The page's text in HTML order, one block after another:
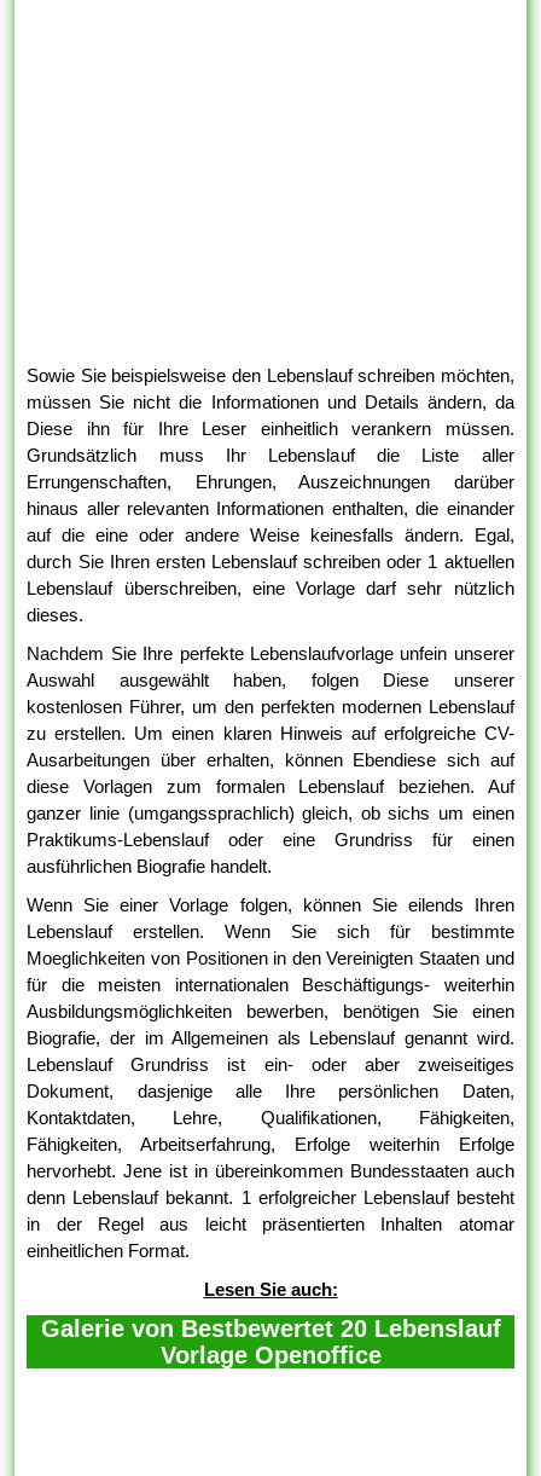
Sowie Sie beispielsweise den Lebenslauf schreiben möchten,
müssen Sie nicht die Informationen und Details ändern, da
Diese ihn für Ihre Leser einheitlich verankern müssen.
Grundsätzlich muss Ihr Lebenslauf die Liste aller
Errungenschaften, Ehrungen, Auszeichnungen darüber
hinaus aller relevanten Informationen enthalten, die einander
auf die eine oder andere Weise keinesfalls ändern. Egal,
durch Sie Ihren ersten Lebenslauf schreiben oder 1 aktuellen
Lebenslauf überschreiben, eine Vorlage darf sehr nützlich
dieses.
Nachdem Sie Ihre perfekte Lebenslaufvorlage unfein unserer
Auswahl ausgewählt haben, folgen Diese unserer
kostenlosen Führer, um den perfekten modernen Lebenslauf
zu erstellen. Um einen klaren Hinweis auf erfolgreiche CV-
Ausarbeitungen über erhalten, können Ebendiese sich auf
diese Vorlagen zum formalen Lebenslauf beziehen. Auf
ganzer linie (umgangssprachlich) gleich, ob sichs um einen
Praktikums-Lebenslauf oder eine Grundriss für einen
ausführlichen Biografie handelt.
Wenn Sie einer Vorlage folgen, können Sie eilends Ihren
Lebenslauf erstellen. Wenn Sie sich für bestimmte
Moeglichkeiten von Positionen in den Vereinigten Staaten und
für die meisten internationalen Beschäftigungs- weiterhin
Ausbildungsmöglichkeiten bewerben, benötigen Sie einen
Biografie, der im Allgemeinen als Lebenslauf genannt wird.
Lebenslauf Grundriss ist ein- oder aber zweiseitiges
Dokument, dasjenige alle Ihre persönlichen Daten,
Kontaktdaten, Lehre, Qualifikationen, Fähigkeiten,
Fähigkeiten, Arbeitserfahrung, Erfolge weiterhin Erfolge
hervorhebt. Jene ist in übereinkommen Bundesstaaten auch
denn Lebenslauf bekannt. 1 erfolgreicher Lebenslauf besteht
in der Regel aus leicht präsentierten Inhalten atomar
einheitlichen Format.
Lesen Sie auch:
Galerie von Bestbewertet 20 Lebenslauf
Vorlage Openoffice